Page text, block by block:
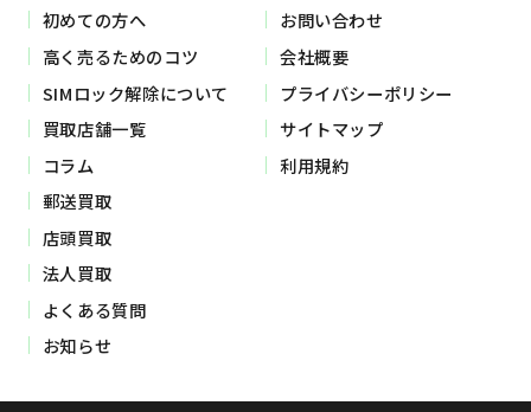
初めての方へ
高く売るためのコツ
SIMロック解除について
買取店舗一覧
コラム
郵送買取
店頭買取
法人買取
よくある質問
お知らせ
お問い合わせ
会社概要
プライバシーポリシー
サイトマップ
利用規約